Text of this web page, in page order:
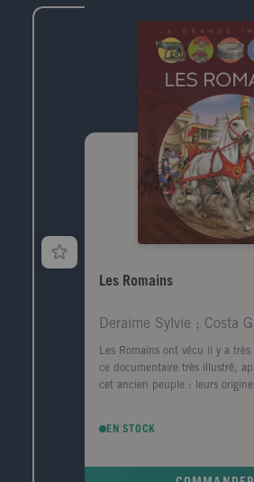
Les Romains
Deraime Sylvie ; Costa
Les Romains ont vécu il y a très
ce documentaire très illustré,
cet ancien peuple : leurs
découvre des images à
EN STOCK